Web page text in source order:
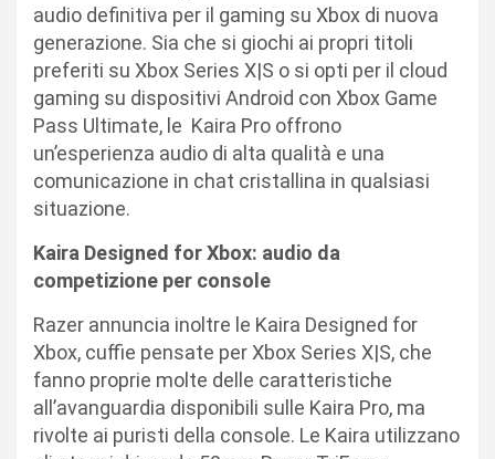
audio definitiva per il gaming su Xbox di nuova
generazione. Sia che si giochi ai propri titoli
preferiti su Xbox Series X|S o si opti per il cloud
gaming su dispositivi Android con Xbox Game
Pass Ultimate, le Kaira Pro offrono
un’esperienza audio di alta qualità e una
comunicazione in chat cristallina in qualsiasi
situazione.
Kaira Designed for Xbox: audio da
competizione per console
Razer annuncia inoltre le Kaira Designed for
Xbox, cuffie pensate per Xbox Series X|S, che
fanno proprie molte delle caratteristiche
all’avanguardia disponibili sulle Kaira Pro, ma
rivolte ai puristi della console. Le Kaira utilizzano